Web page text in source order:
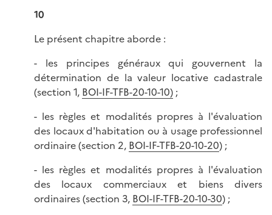
10
Le présent chapitre aborde :
- les principes généraux qui gouvernent la
détermination de la valeur locative cadastrale
(section 1, BOI-IF-TFB-20-10-10) ;
- les règles et modalités propres à l'évaluation
des locaux d'habitation ou à usage professionnel
ordinaire (section 2, BOI-IF-TFB-20-10-20) ;
- les règles et modalités propres à l'évaluation
des locaux commerciaux et biens divers
ordinaires (section 3, BOI-IF-TFB-20-10-30) ;